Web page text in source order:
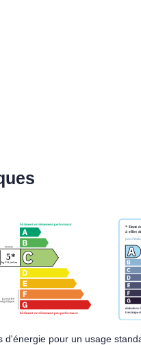
d'énergie pour un usage